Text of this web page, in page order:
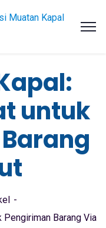
untuk
Barang Via